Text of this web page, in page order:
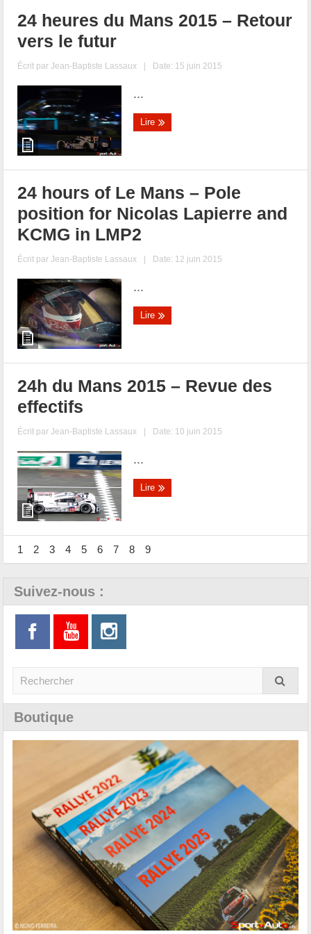
24 heures du Mans 2015 – Retour
vers le futur
Écrit parJean-Baptiste Lassaux | Date: 15 juin 2015
...
Lire
24 hours of Le Mans – Pole
position for Nicolas Lapierre and
KCMG in LMP2
Écrit parJean-Baptiste Lassaux | Date: 12 juin 2015
...
Lire
24h du Mans 2015 – Revue des
effectifs
Écrit parJean-Baptiste Lassaux | Date: 10 juin 2015
...
Lire
1 2 3 4 5 6 7 8 9
Suivez-nous :
Boutique